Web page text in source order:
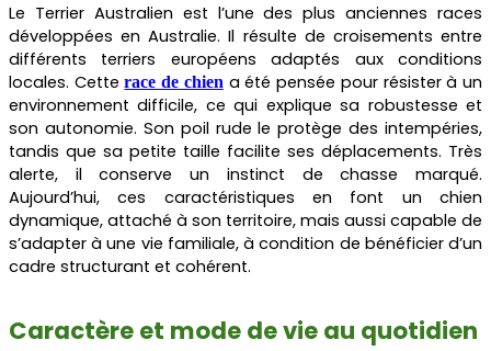
Le Terrier Australien est l’une des plus anciennes races
développées en Australie. Il résulte de croisements entre
différents terriers européens adaptés aux conditions
locales. Cette race de chien a été pensée pour résister à un
environnement difficile, ce qui explique sa robustesse et
son autonomie. Son poil rude le protège des intempéries,
tandis que sa petite taille facilite ses déplacements. Très
alerte, il conserve un instinct de chasse marqué.
Aujourd’hui, ces caractéristiques en font un chien
dynamique, attaché à son territoire, mais aussi capable de
s’adapter à une vie familiale, à condition de bénéficier d’un
cadre structurant et cohérent.
Caractère et mode de vie au quotidien